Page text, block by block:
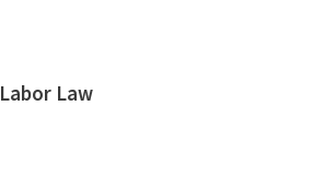
Law